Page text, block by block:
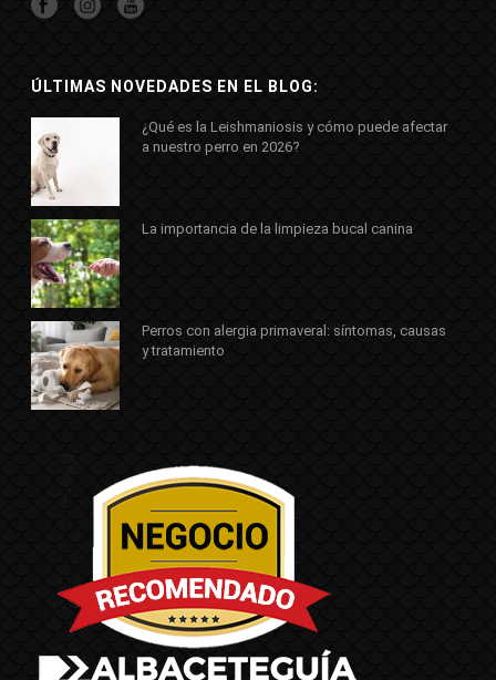
ÚLTIMAS NOVEDADES EN EL BLOG:
¿Qué es la Leishmaniosis y cómo puede afectar
a nuestro perro en 2026?
La importancia de la limpieza bucal canina
Perros con alergia primaveral: síntomas, causas
y tratamiento